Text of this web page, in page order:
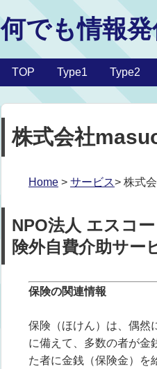
何でも情報
TOP Type1 Type2
株式会社
Home > サービス> 株式
NPO法人 エスコ
険外自費介助サー
保険の関連情報
保険（ほけん）は、偶然
に備えて、多数の者が金
た者に金銭（保険金）を